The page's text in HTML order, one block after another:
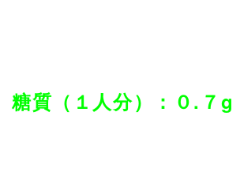
糖質（１人分）：０.７g